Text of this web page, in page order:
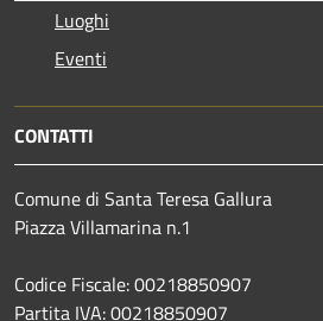
Luoghi
Eventi
CONTATTI
Comune di Santa Teresa Gallura
Piazza Villamarina n.1
Codice Fiscale: 00218850907
Partita IVA: 00218850907